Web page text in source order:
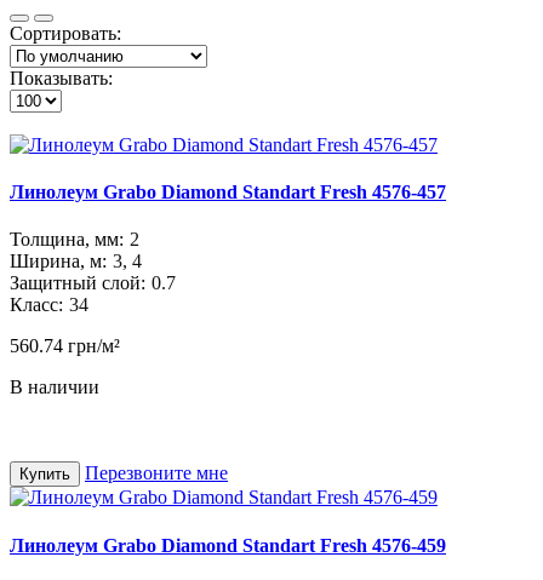
Сортировать:
Показывать:
Линолеум Grabo Diamond Standart Fresh 4576-457
Толщина, мм: 2
Ширина, м: 3, 4
Защитный слой: 0.7
Класс: 34
560.74 грн/м²
В наличии
Купить Перезвоните мне
Линолеум Grabo Diamond Standart Fresh 4576-459